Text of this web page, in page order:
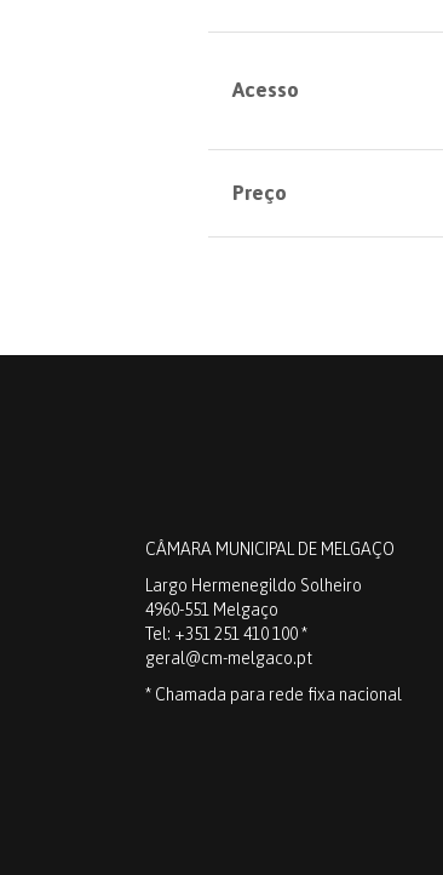
Acesso
Preço
CÂMARA MUNICIPAL DE MELGAÇO
Largo Hermenegildo Solheiro
4960-551 Melgaço
Tel: +351 251 410 100 *
geral@cm-melgaco.pt
* Chamada para rede fixa nacional